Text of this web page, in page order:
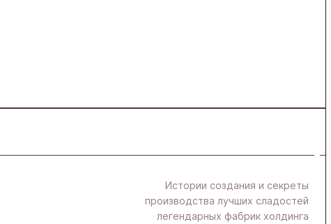
Истории создания и секреты
производства лучших сладостей
легендарных фабрик холдинга